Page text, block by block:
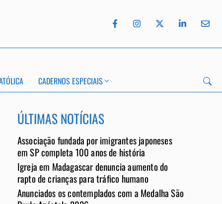
CADERNOS ESPECIAIS
ÚLTIMAS NOTÍCIAS
Associação fundada por imigrantes japoneses
em SP completa 100 anos de história
Igreja em Madagascar denuncia aumento do
rapto de crianças para tráfico humano
Anunciados os contemplados com a Medalha São